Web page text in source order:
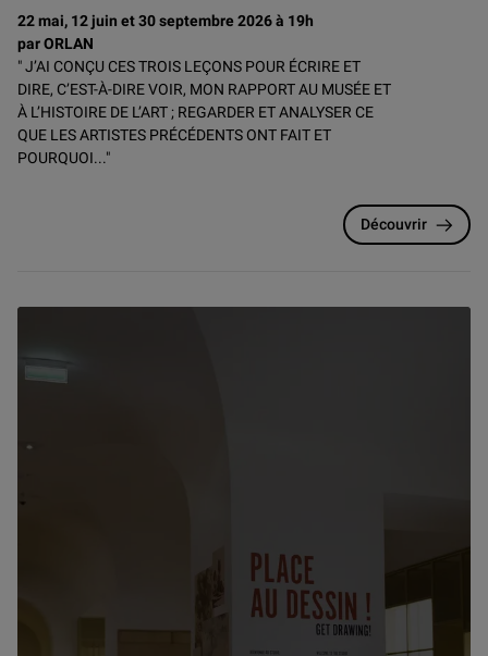
22 mai, 12 juin et 30 septembre 2026 à 19h
par ORLAN
" J’AI CONÇU CES TROIS LEÇONS POUR ÉCRIRE ET
DIRE, C’EST-À-DIRE VOIR, MON RAPPORT AU MUSÉE ET
À L’HISTOIRE DE L’ART ; REGARDER ET ANALYSER CE
QUE LES ARTISTES PRÉCÉDENTS ONT FAIT ET
POURQUOI..."
Découvrir